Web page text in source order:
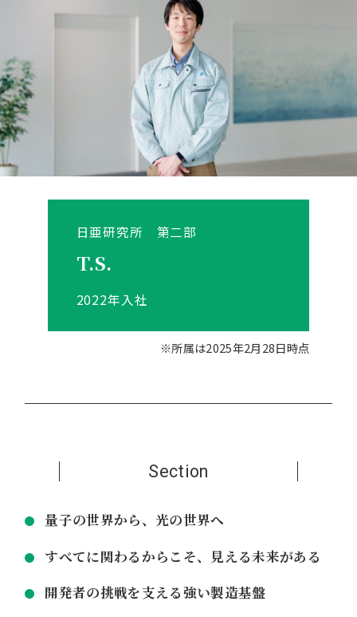
日亜研究所 第二部
T.S.
2022年入社
※所属は2025年2月28日時点
Section
量子の世界から、光の世界へ
すべてに関わるからこそ、見える未来がある
開発者の挑戦を支える強い製造基盤